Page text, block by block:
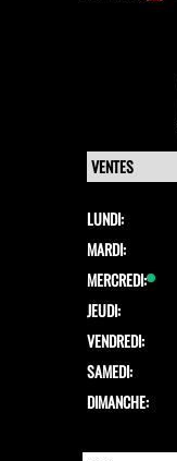
LUNDI:
MARDI:
MERCREDI:
JEUDI:
VENDREDI:
SAMEDI:
DIMANCHE: